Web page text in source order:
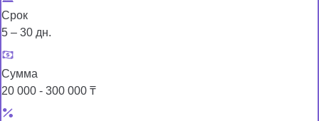
Срок
5 – 30 дн.
Сумма
20 000 - 300 000 ₸